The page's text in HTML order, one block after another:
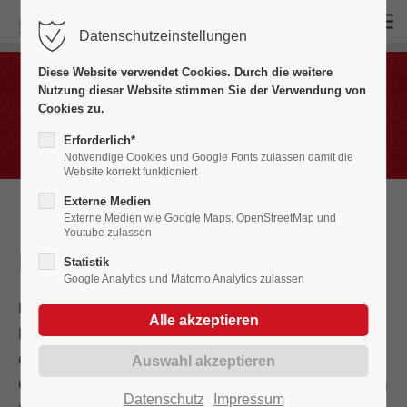
Login
Benutzername
Anmelden
Register|Lost your password?
Support
DasBlumennärrle
Ende der 1940er Jahre war Adolf Riegger nicht nur die
Fasnetsbezogenheit der kleinen Buben, sondern auch
die der kleinen Mädchen am Herzen gelegen.
Gemeinsam mit dem bewährt kreativen Team um den
Datenschutzeinstellungen
Diese Website verwendet Cookies. Durch die weitere
Nutzung dieser Website stimmen Sie der Verwendung von
Cookies zu.
Erforderlich*
Notwendige Cookies und Google Fonts zulassen damit die
Website korrekt funktioniert
Externe Medien
Externe Medien wie Google Maps, OpenStreetMap und
Youtube zulassen
Statistik
Google Analytics und Matomo Analytics zulassen
Datenschutz Impressum